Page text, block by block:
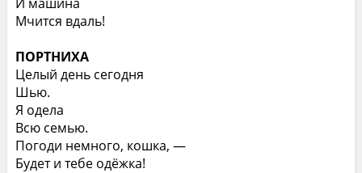
Мчится вдаль!
ПОРТНИХА
Целый день сегодня
Шью.
Я одела
Всю семью.
Погоди немного, кошка, —
Будет и тебе одёжка!